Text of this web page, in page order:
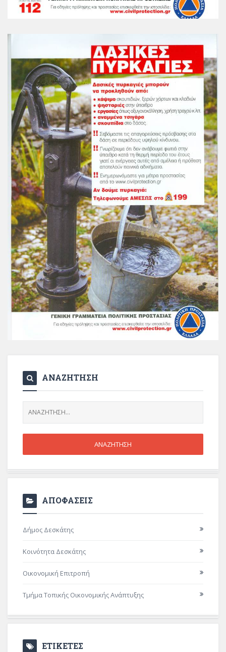
ΑΝΑΖΗΤΗΣΗ
ΑΠΟΦΑΣΕΙΣ
Δήμος Δεσκάτης
Κοινότητα Δεσκάτης
Οικονομική Επιτροπή
Τμήμα Τοπικής Οικονομικής Ανάπτυξης
ΕΤΙΚΕΤΕΣ